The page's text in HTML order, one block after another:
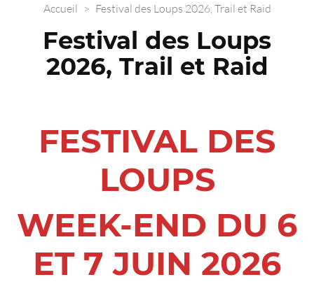
Accueil > Festival des Loups 2026, Trail et Raid
Festival des Loups
2026, Trail et Raid
FESTIVAL DES
LOUPS
WEEK-END DU 6
ET 7 JUIN 2026